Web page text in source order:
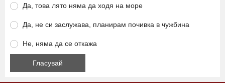
Да, това лято няма да ходя на море
Да, не си заслужава, планирам почивка в чужбина
Не, няма да се откажа